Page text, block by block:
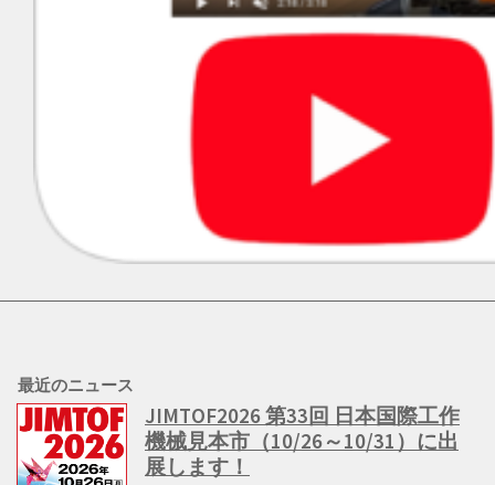
最近のニュース
JIMTOF2026 第33回 日本国際工作
機械見本市（10/26～10/31）に出
展します！